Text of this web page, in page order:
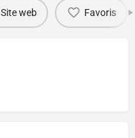
Site web Favoris